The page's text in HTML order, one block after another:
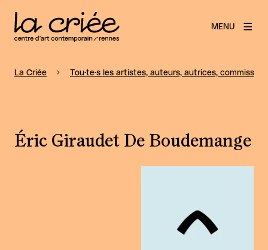
MENU
La Criée Tou·te·s les artistes, auteurs, autrices,
Éric Giraudet De Boudemange